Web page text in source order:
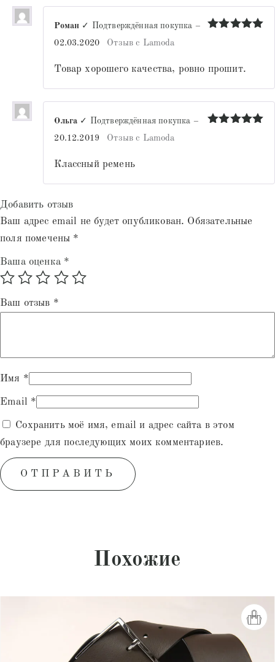
Роман ✓ Подтверждённая покупка –
02.03.2020
Отзыв с Lamoda
Товар хорошего качества, ровно прошит.
Ольга ✓ Подтверждённая покупка –
20.12.2019
Отзыв с Lamoda
Классный ремень
Добавить отзыв
Ваш адрес email не будет опубликован. Обязательные
поля помечены *
Ваша оценка *
Ваш отзыв *
Имя *
Email *
Сохранить моё имя, email и адрес сайта в этом
браузере для последующих моих комментариев.
Похожие